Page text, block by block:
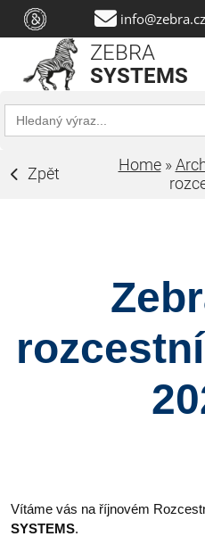
info@zebra.cz
ZEBRA
SYSTEMS
Search
for:
Zpět Home»
Vítáme vás na říjnovém
SYSTEMS.